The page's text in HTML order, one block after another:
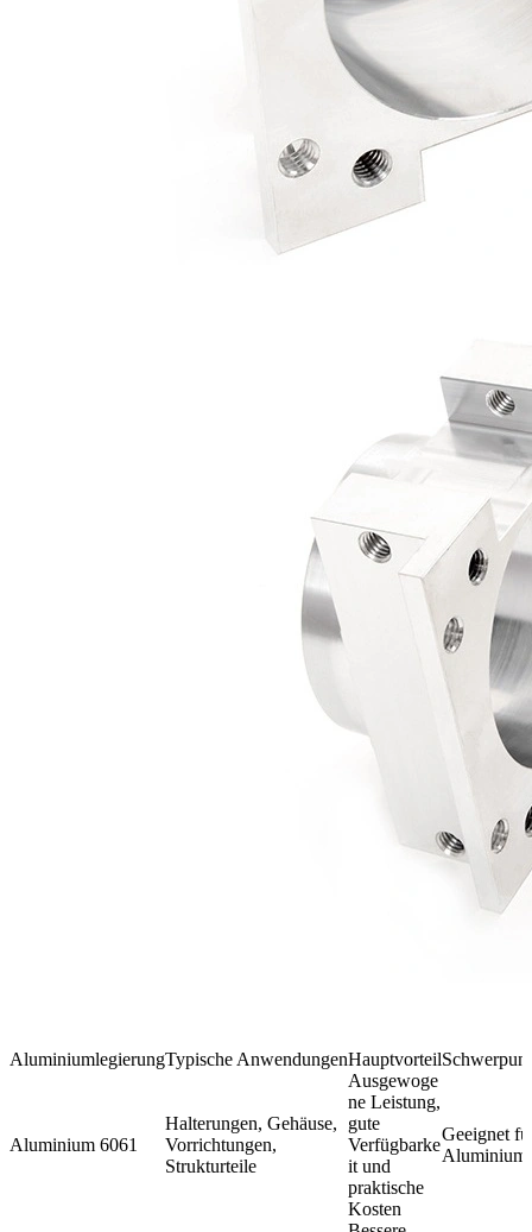
AluminiumlegierungTypische AnwendungenHauptvorteil
Aluminium 6061
Halterungen, Gehäuse,
Vorrichtungen,
Strukturteile
Ausgewoge
ne Leistung,
gute
Verfügbarke
it und
praktische
Kosten
Geeignet